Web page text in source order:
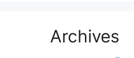
Archives